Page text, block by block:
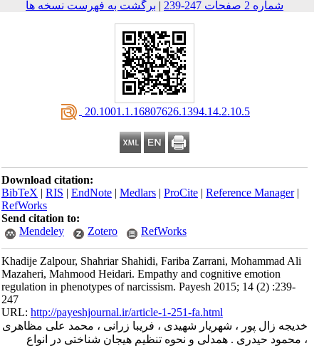
شماره 2 صفحات 247-239
| برگشت به فهرست نسخه ها
‎ 20.1001.1.16807626.1394.14.2.10.5
Download citation:
BibTeX|RIS|EndNote|Medlars|ProCite|Reference Manager
RefWorks
Send citation to:
Mendeley
Zotero RefWorks
Khadije Zalpour, Shahriar Shahidi, Fariba Zarrani, Mohammad Ali
Mazaheri, Mahmood Heidari. Empathy and cognitive emotion
regulation in phenotypes of narcissism. Payesh 2015; 14 (2) :239-
247
URL:http://payeshjournal.ir/article-1-251-fa.html
خدیجه زال پور ، شهریار شهیدی ، فریبا زرانی ، محمد علی مظاهری
، محمود حیدری . همدلی و نحوه تنظیم هیجان شناختی در انواع